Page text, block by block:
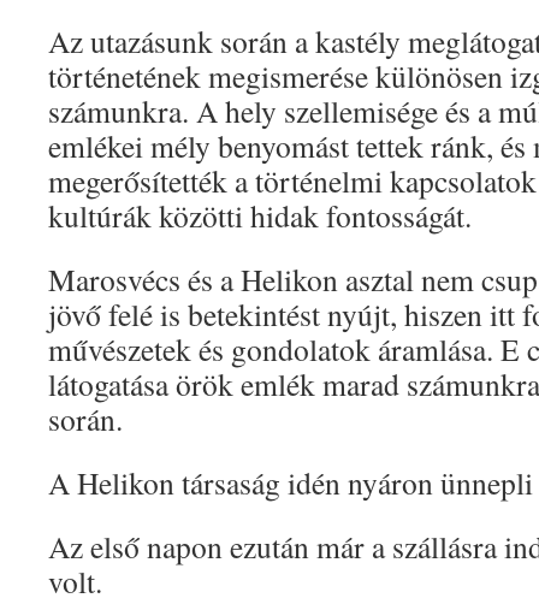
Az utazásunk során a kastély
történetének megismerése különösen
számunkra. A hely szellemisége és a
emlékei mély benyomást tettek ránk,
megerősítették a történelmi
kultúrák közötti hidak fontosságát.
Marosvécs és a Helikon asztal nem
jövő felé is betekintést nyújt, hiszen itt
művészetek és gondolatok áramlása. E
látogatása örök emlék marad
során.
A Helikon társaság idén nyáron
Az első napon ezután már a szállásra
volt.